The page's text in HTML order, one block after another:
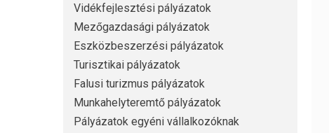
Vidékfejlesztési pályázatok
Mezőgazdasági pályázatok
Eszközbeszerzési pályázatok
Turisztikai pályázatok
Falusi turizmus pályázatok
Munkahelyteremtő pályázatok
Pályázatok egyéni vállalkozóknak